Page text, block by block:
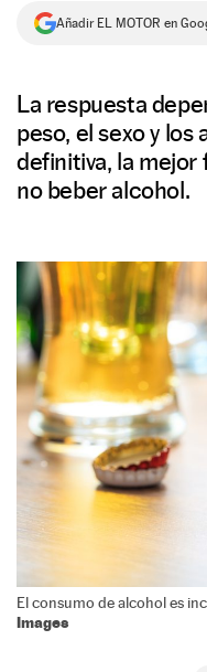
SÍGUENOS
Añadir EL MOTOR en
La respuesta
peso, el sexo y los
definitiva, la mejor
no beber alcohol.
El consumo de alcohol es
Images